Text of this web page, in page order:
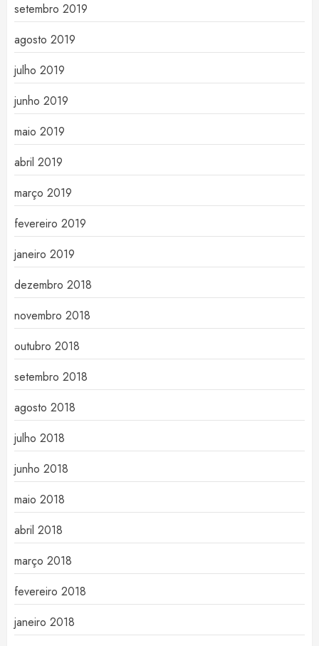
setembro 2019
agosto 2019
julho 2019
junho 2019
maio 2019
abril 2019
março 2019
fevereiro 2019
janeiro 2019
dezembro 2018
novembro 2018
outubro 2018
setembro 2018
agosto 2018
julho 2018
junho 2018
maio 2018
abril 2018
março 2018
fevereiro 2018
janeiro 2018